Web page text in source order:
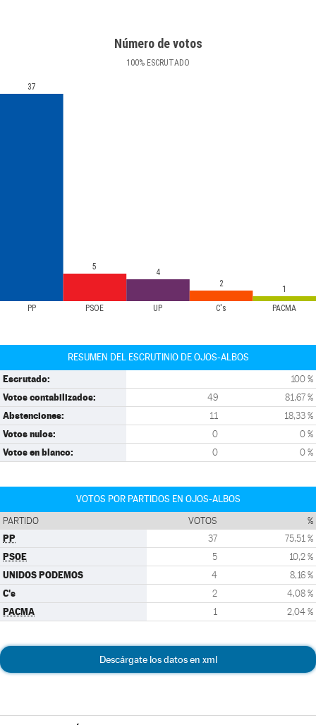
Número de votos
100% ESCRUTADO
PP PSOE UP C's PACMA
37
5
4
2
1
RESUMEN DEL ESCRUTINIO DE OJOS-ALBOS
Escrutado: 100 %
Votos contabilizados: 49 81,67 %
Abstenciones: 11 18,33 %
Votos nulos: 0 0 %
Votos en blanco: 0 0 %
VOTOS POR PARTIDOS EN OJOS-ALBOS
PARTIDO VOTOS %
PP 37 75,51 %
PSOE 5 10,2 %
UNIDOS PODEMOS 4 8,16 %
C's 2 4,08 %
PACMA 1 2,04 %
Descárgate los datos en xml